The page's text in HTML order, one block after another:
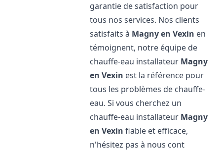
garantie de satisfaction pour
tous nos services. Nos clients
satisfaits à Magny en Vexin en
témoignent, notre équipe de
chauffe-eau installateur Magny
en Vexin est la référence pour
tous les problèmes de chauffe-
eau. Si vous cherchez un
chauffe-eau installateur Magny
en Vexin fiable et efficace,
n'hésitez pas à nous cont